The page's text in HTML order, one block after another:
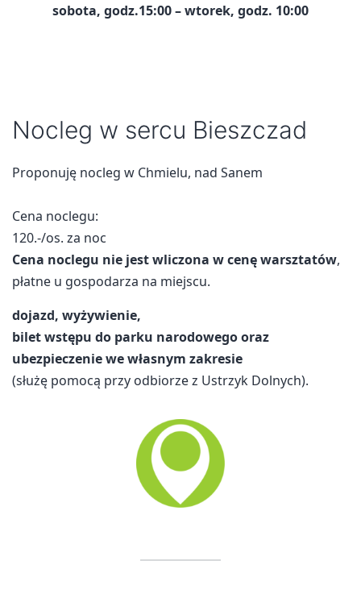
sobota, godz.15:00 – wtorek, godz. 10:00
Nocleg w sercu Bieszczad
Proponuję nocleg w Chmielu, nad Sanem
Cena noclegu:
120.-/os. za noc
Cena noclegu nie jest wliczona w cenę warsztatów,
płatne u gospodarza na miejscu.
dojazd, wyżywienie,
bilet wstępu do parku narodowegooraz
ubezpieczenie we własnym zakresie
(służę pomocą przy odbiorze z Ustrzyk Dolnych).